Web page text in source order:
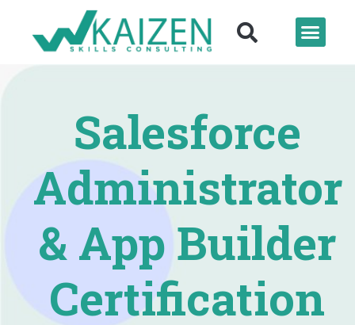
Salesforce
Administrator
& App Builder
Certification